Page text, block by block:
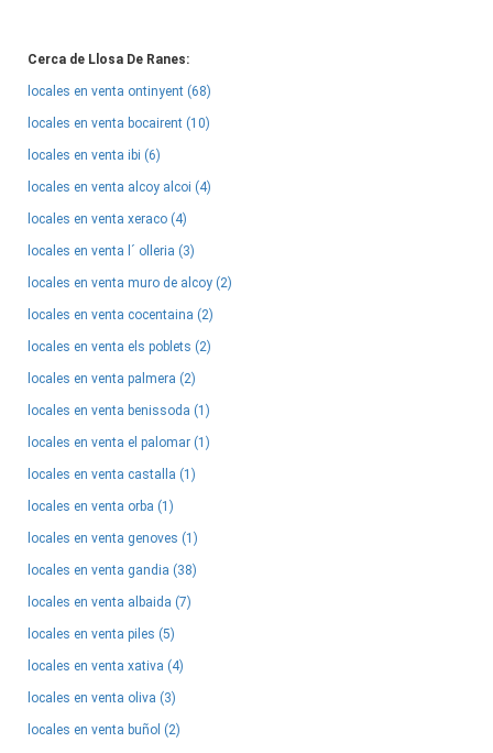
Cerca de Llosa De Ranes:
locales en venta ontinyent (68)
locales en venta bocairent (10)
locales en venta ibi (6)
locales en venta alcoy alcoi (4)
locales en venta xeraco (4)
locales en venta l´ olleria (3)
locales en venta muro de alcoy (2)
locales en venta cocentaina (2)
locales en venta els poblets (2)
locales en venta palmera (2)
locales en venta benissoda (1)
locales en venta el palomar (1)
locales en venta castalla (1)
locales en venta orba (1)
locales en venta genoves (1)
locales en venta gandia (38)
locales en venta albaida (7)
locales en venta piles (5)
locales en venta xativa (4)
locales en venta oliva (3)
locales en venta buñol (2)